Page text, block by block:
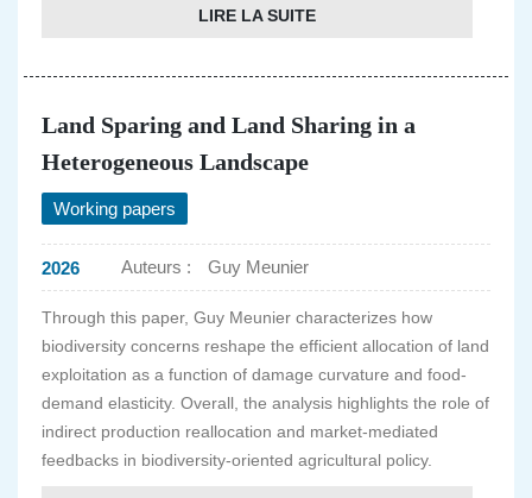
LIRE LA SUITE
Land Sparing and Land Sharing in a
Heterogeneous Landscape
Working papers
2026 Auteurs : Guy Meunier
Through this paper, Guy Meunier characterizes how
biodiversity concerns reshape the efficient allocation of land
exploitation as a function of damage curvature and food-
demand elasticity. Overall, the analysis highlights the role of
indirect production reallocation and market-mediated
feedbacks in biodiversity-oriented agricultural policy.